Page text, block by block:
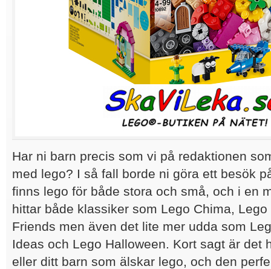
Har ni barn precis som vi på redaktionen
med lego? I så fall borde ni göra ett besök
finns lego för både stora och små, och i en
hittar både klassiker som Lego Chima,
Friends men även det lite mer udda som
Ideas och Lego Halloween. Kort sagt är det
eller ditt barn som älskar lego, och den